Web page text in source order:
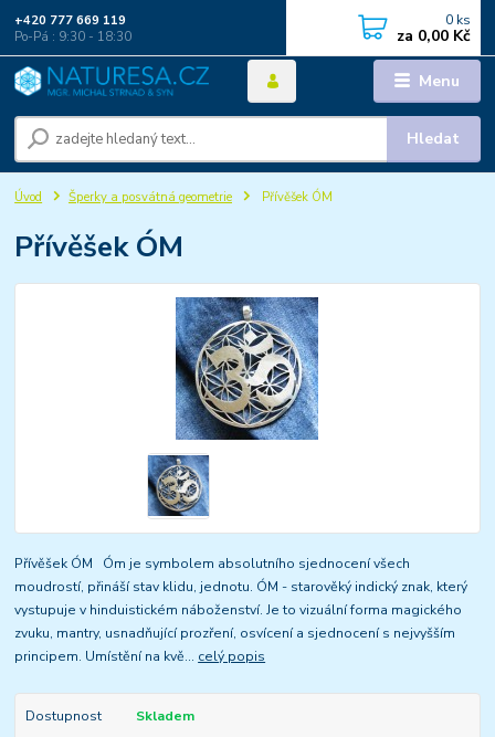
Menu
Hledat
+420 777 669 119
Po-Pá : 9:30 - 18:30
0 ks
za 0,00 Kč
Úvod Šperky a posvátná geometrie Přívěšek ÓM
Přívěšek ÓM
Přívěšek ÓM Óm je symbolem absolutního sjednocení všech
moudrostí, přináší stav klidu, jednotu. ÓM - starověký indický znak, který
vystupuje v hinduistickém náboženství. Je to vizuální forma magického
zvuku, mantry, usnadňující prozření, osvícení a sjednocení s nejvyšším
principem. Umístění na kvě... celý popis
Dostupnost Skladem